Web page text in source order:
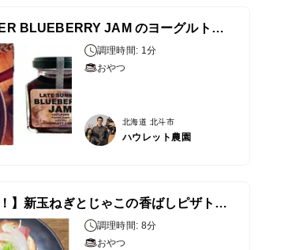
LATE SUMMER BLUEBERRY JAM のヨーグルトグラノーラ
調理時間: 1分
おやつ
北海道 北斗市
ハウレット農園
【シャキとろ！】新玉ねぎとじゃこの香ばしピザトースト
調理時間: 8分
おやつ